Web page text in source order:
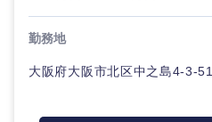
勤務地
大阪府大阪市北区中之島4-3-51